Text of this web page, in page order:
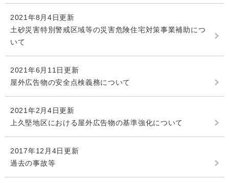
2021年8月4日更新
土砂災害特別警戒区域等の災害危険住宅対策事業補助につ
いて
2021年6月11日更新
屋外広告物の安全点検義務について
2021年2月4日更新
上久堅地区における屋外広告物の基準強化について
2017年12月4日更新
過去の事故等